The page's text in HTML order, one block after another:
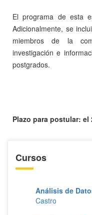
El programa de esta
Adicionalmente, se
miembros de la
investigación e
postgrados.
Plazo para postular: el
Cursos
Análisis de
Castro